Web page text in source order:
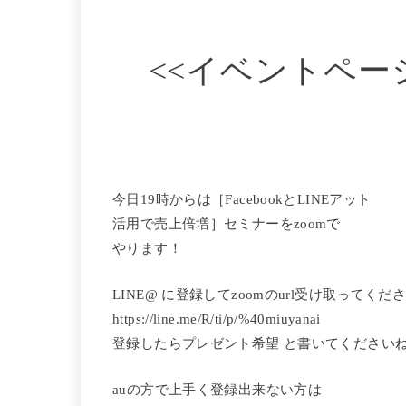
<<イベントペー
今日19時からは［FacebookとLINEアット
活用で売上倍増］セミナーをzoomで
やります！
LINE@ に登録してzoomのurl受け取ってくだ
https://line.me/R/ti/p/%40miuyanai
登録したらプレゼント希望 と書いてください
auの方で上手く登録出来ない方は